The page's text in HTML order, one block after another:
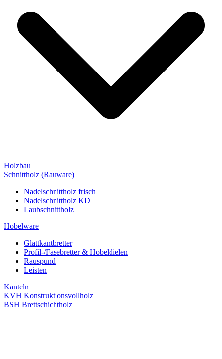
Holzbau
Schnittholz (Rauware)
Nadelschnittholz frisch
Nadelschnittholz KD
Laubschnittholz
Hobelware
Glattkantbretter
Profil-/Fasebretter & Hobeldielen
Rauspund
Leisten
Kanteln
KVH Konstruktionsvollholz
BSH Brettschichtholz